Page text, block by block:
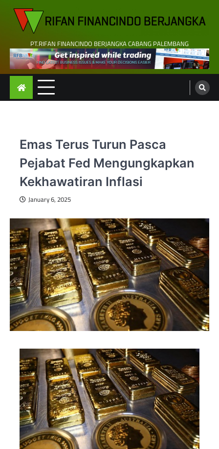
content
PT.RIFAN FINANCINDO BERJANGKA CABANG PALEMBANG
Emas Terus Turun Pasca
Pejabat Fed Mengungkapkan
Kekhawatiran Inflasi
January 6, 2025